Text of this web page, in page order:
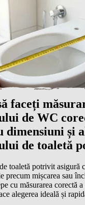
faceți
de WC
dimensiuni și
de toaletă
toaletă potrivit asigură
precum mișcarea sau
cu măsurarea corectă
alegerea ideală și